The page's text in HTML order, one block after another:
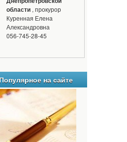
области, прокурор
Куренная Елена
Александровна
056-745-28-45
Популярное на сайте